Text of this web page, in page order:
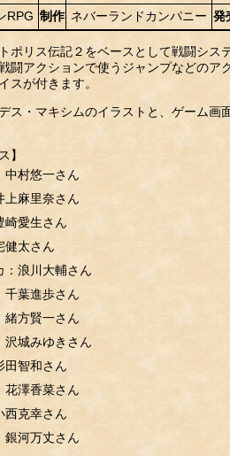
RPG 制作 ネバーランドカンパニー 発
ポリス伝記２をベースとして戦闘シ
闘アクションで使うジャンプなどの
スが付きます。
ス・マキシムのイラストと、ゲーム
】
中村悠一さん
上麻里奈さん
崎愛生さん
健太さん
：浪川大輔さん
千葉進歩さん
緒方賢一さん
沢城みゆきさん
田智和さん
花澤香菜さん
西克幸さん
銀河万丈さん